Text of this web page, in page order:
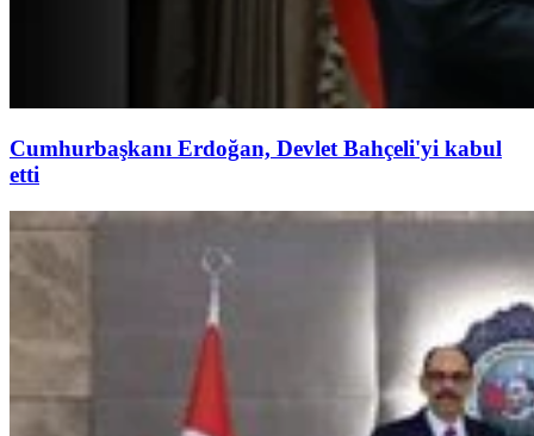
Cumhurbaşkanı Erdoğan, Devlet Bahçeli'yi kabul
etti